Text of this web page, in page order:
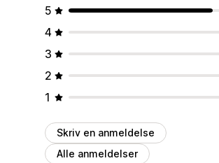
5
4
3
2
1
Skriv en anmeldelse
Alle anmeldelser